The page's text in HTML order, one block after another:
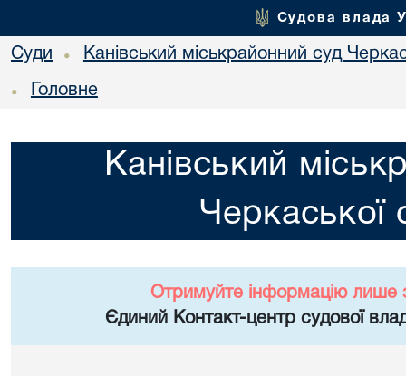
Судова влада
Суди • Канівський міськрайонний суд
• Головне
Канівський
Черкаської
Отримуйте інформацію лише
Єдиний Контакт-центр судової